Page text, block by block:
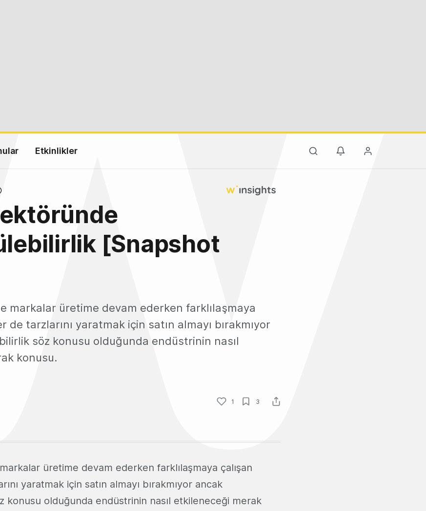
Etkinlikler
[Snapshot
markalar üretime devam ederken farklılaşmaya
de tarzlarını yaratmak için satın almayı bırakmıyor
söz konusu olduğunda endüstrinin nasıl
konusu.
1 3
üretime devam ederken farklılaşmaya çalışan
yaratmak için satın almayı bırakmıyor ancak
konusu olduğunda endüstrinin nasıl etkileneceği merak